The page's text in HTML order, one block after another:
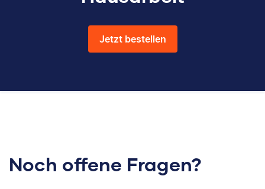
Jetzt bestellen
Noch offene Fragen?